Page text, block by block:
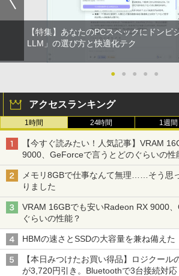
￥12,980
【特集】あなたのPCスペックにドンピ
LLM」の選び方と快適化テク
● ● ● ● ●
アクセスランキング
1時間 24時間 1週間
【今すぐ読みたい！人気記事】VRAM
9000、GeForceで言うとどのぐらいの性
メモリ8GBで仕事なんて無理……そう思
りました
VRAM 16GBでも安いRadeon RX 9000
ぐらいの性能？
HBMの速さとSSDの大容量を兼ね備えた
【本日みつけたお買い得品】ロジクール
が3,720円引き。Bluetoothで3台接続対応